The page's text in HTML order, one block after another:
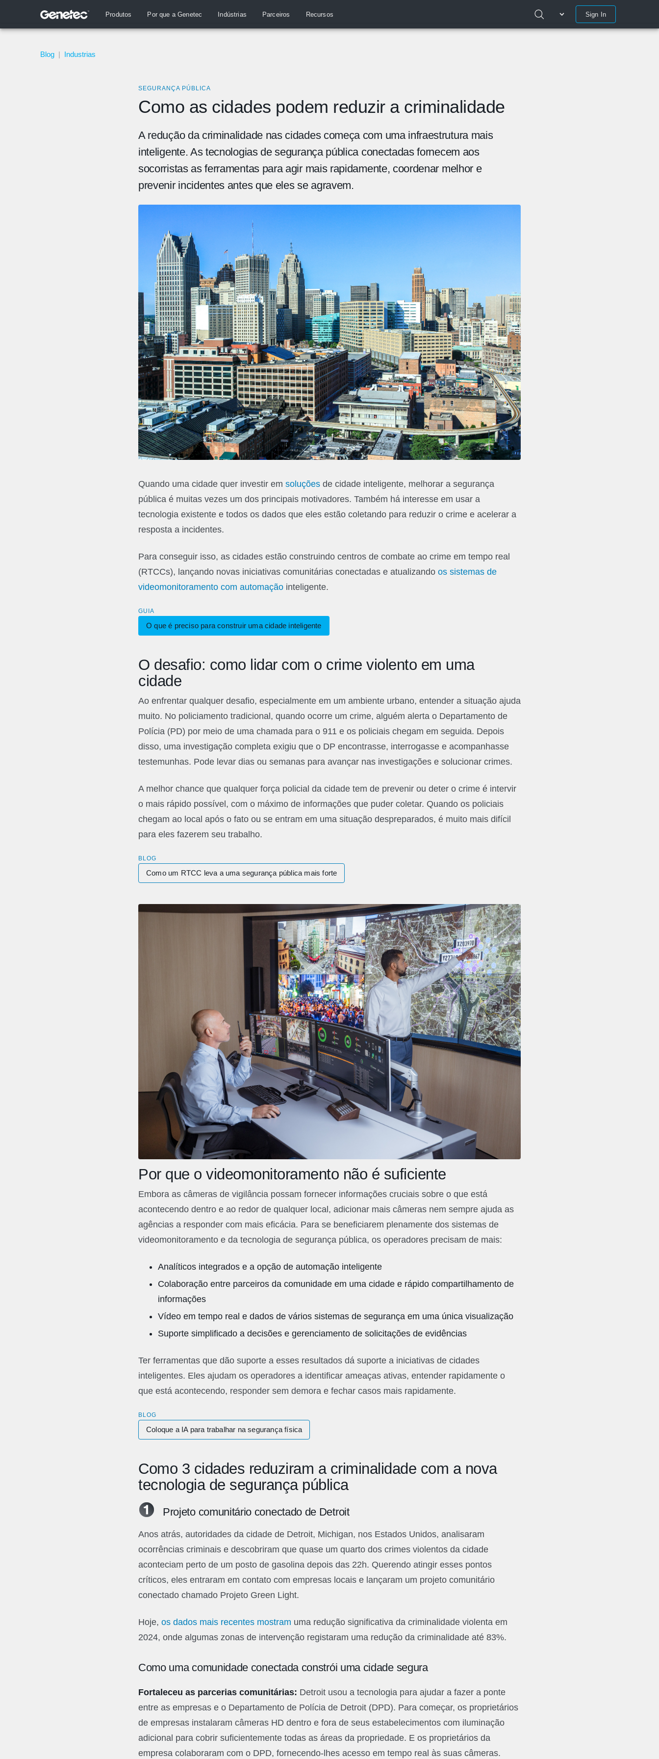
Produtos Por que a Genetec Indústrias Parceiros Recursos Sign In
Blog | Industrias
SEGURANÇA PÚBLICA
Como as cidades podem reduzir a criminalidade
A redução da criminalidade nas cidades começa com uma infraestrutura mais
inteligente. As tecnologias de segurança pública conectadas fornecem aos
socorristas as ferramentas para agir mais rapidamente, coordenar melhor e
prevenir incidentes antes que eles se agravem.
Quando uma cidade quer investir em soluções de cidade inteligente, melhorar a segurança
pública é muitas vezes um dos principais motivadores. Também há interesse em usar a
tecnologia existente e todos os dados que eles estão coletando para reduzir o crime e acelerar a
resposta a incidentes.
Para conseguir isso, as cidades estão construindo centros de combate ao crime em tempo real
(RTCCs), lançando novas iniciativas comunitárias conectadas e atualizando os sistemas de
videomonitoramento com automação inteligente.
GUIA
O que é preciso para construir uma cidade inteligente
O desafio: como lidar com o crime violento em uma
cidade
Ao enfrentar qualquer desafio, especialmente em um ambiente urbano, entender a situação ajuda
muito. No policiamento tradicional, quando ocorre um crime, alguém alerta o Departamento de
Polícia (PD) por meio de uma chamada para o 911 e os policiais chegam em seguida. Depois
disso, uma investigação completa exigiu que o DP encontrasse, interrogasse e acompanhasse
testemunhas. Pode levar dias ou semanas para avançar nas investigações e solucionar crimes.
A melhor chance que qualquer força policial da cidade tem de prevenir ou deter o crime é intervir
o mais rápido possível, com o máximo de informações que puder coletar. Quando os policiais
chegam ao local após o fato ou se entram em uma situação despreparados, é muito mais difícil
para eles fazerem seu trabalho.
BLOG
Como um RTCC leva a uma segurança pública mais forte
Por que o videomonitoramento não é suficiente
Embora as câmeras de vigilância possam fornecer informações cruciais sobre o que está
acontecendo dentro e ao redor de qualquer local, adicionar mais câmeras nem sempre ajuda as
agências a responder com mais eficácia. Para se beneficiarem plenamente dos sistemas de
videomonitoramento e da tecnologia de segurança pública, os operadores precisam de mais:
Analíticos integrados e a opção de automação inteligente
Colaboração entre parceiros da comunidade em uma cidade e rápido compartilhamento de
informações
Vídeo em tempo real e dados de vários sistemas de segurança em uma única visualização
Suporte simplificado a decisões e gerenciamento de solicitações de evidências
Ter ferramentas que dão suporte a esses resultados dá suporte a iniciativas de cidades
inteligentes. Eles ajudam os operadores a identificar ameaças ativas, entender rapidamente o
que está acontecendo, responder sem demora e fechar casos mais rapidamente.
BLOG
Coloque a IA para trabalhar na segurança física
Como 3 cidades reduziram a criminalidade com a nova
tecnologia de segurança pública
Projeto comunitário conectado de Detroit
Anos atrás, autoridades da cidade de Detroit, Michigan, nos Estados Unidos, analisaram
ocorrências criminais e descobriram que quase um quarto dos crimes violentos da cidade
aconteciam perto de um posto de gasolina depois das 22h. Querendo atingir esses pontos
críticos, eles entraram em contato com empresas locais e lançaram um projeto comunitário
conectado chamado Projeto Green Light.
Hoje, os dados mais recentes mostram uma redução significativa da criminalidade violenta em
2024, onde algumas zonas de intervenção registaram uma redução da criminalidade até 83%.
Como uma comunidade conectada constrói uma cidade segura
Fortaleceu as parcerias comunitárias: Detroit usou a tecnologia para ajudar a fazer a ponte
entre as empresas e o Departamento de Polícia de Detroit (DPD). Para começar, os proprietários
de empresas instalaram câmeras HD dentro e fora de seus estabelecimentos com iluminação
adicional para cobrir suficientemente todas as áreas da propriedade. E os proprietários da
empresa colaboraram com o DPD, fornecendo-lhes acesso em tempo real às suas câmeras.